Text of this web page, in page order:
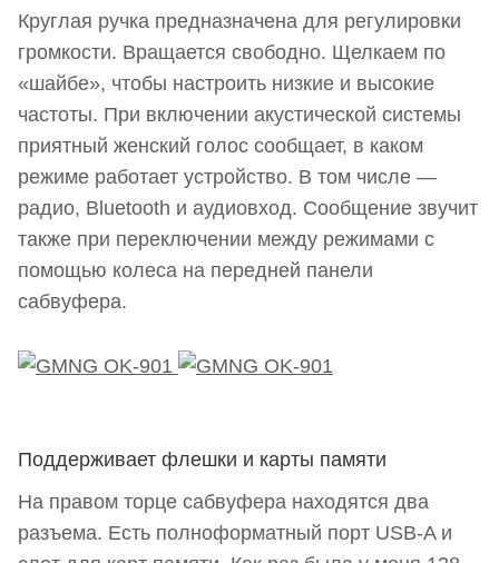
Круглая ручка предназначена для регулировки
громкости. Вращается свободно. Щелкаем по
«шайбе», чтобы настроить низкие и высокие
частоты. При включении акустической системы
приятный женский голос сообщает, в каком
режиме работает устройство. В том числе —
радио, Bluetooth и аудиовход. Сообщение звучит
также при переключении между режимами с
помощью колеса на передней панели
сабвуфера.
Поддерживает флешки и карты памяти
На правом торце сабвуфера находятся два
разъема. Есть полноформатный порт USB-A и